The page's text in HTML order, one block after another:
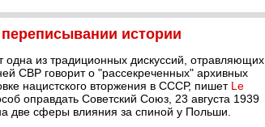
истории
одна из традиционных дискуссий, отравляющих
СВР говорит о "рассекреченных" архивных
нацистского вторжения в СССР, пишет Le
оправдать Советский Союз, 23 августа 1939
две сферы влияния за спиной у Польши.